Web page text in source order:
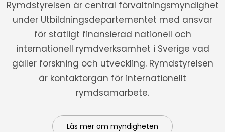
Rymdstyrelsen är central förvaltningsmyndighet
under Utbildningsdepartementet med ansvar
för statligt finansierad nationell och
internationell rymdverksamhet i Sverige vad
gäller forskning och utveckling. Rymdstyrelsen
är kontaktorgan för internationellt
rymdsamarbete.
Läs mer om myndigheten